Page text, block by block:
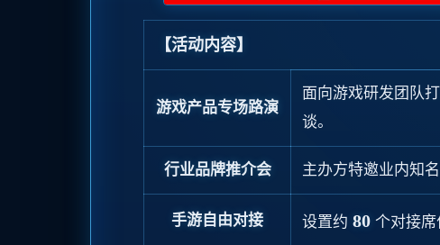
【活动内容】
游戏产品专场路演
面向游戏研发团队
谈。
行业品牌推介会 主办方特邀业内知
手游自由对接 设置约 80 个对接席